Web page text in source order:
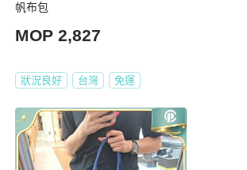
帆布包
MOP 2,827
狀況良好 台灣 免運